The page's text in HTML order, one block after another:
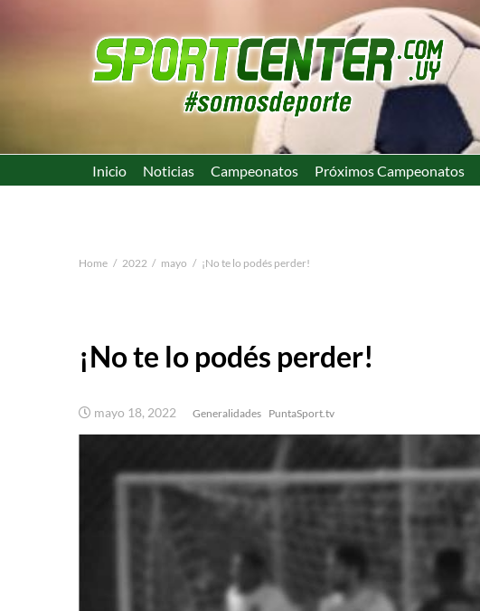
Inicio Noticias Campeonatos Próximos Campeonatos
Home 2022 mayo ¡No te lo podés perder!
¡No te lo podés perder!
mayo 18, 2022 Generalidades PuntaSport.tv